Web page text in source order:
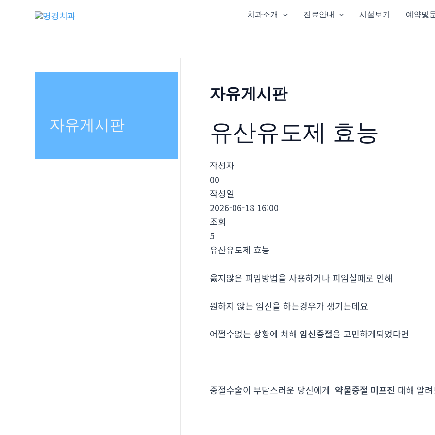
치과소개 진료안내 시설보기 예약및
자유게시판
자유게시판
유산유도제 효능
작성자
00
작성일
2026-06-18 16:00
조회
5
유산유도제 효능
옳지않은 피임방법을 사용하거나 피임실패로 인해
원하지 않는 임신을 하는경우가 생기는데요
어쩔수없는 상황에 처해 임신중절을 고민하게되었다면
중절수술이 부담스러운 당신에게 약물중절 미프진 대해 알